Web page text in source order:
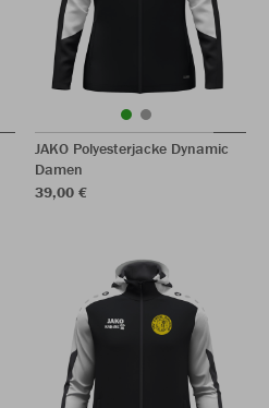
JAKO Polyesterjacke Dynamic
Damen
39,00 €